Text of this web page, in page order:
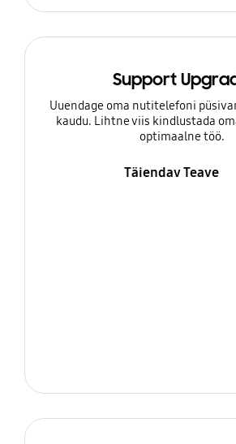
Support
Uuendage oma nutitelefoni
kaudu. Lihtne viis kindlustada
optimaalne töö.
Täiendav Teave